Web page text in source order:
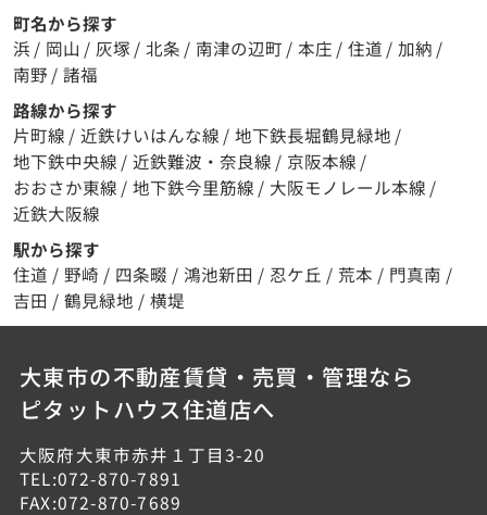
町名から探す
浜 / 岡山 / 灰塚 / 北条 / 南津の辺町 / 本庄 / 住道 / 加納 /
南野 / 諸福
路線から探す
片町線 / 近鉄けいはんな線 / 地下鉄長堀鶴見緑地 /
地下鉄中央線 / 近鉄難波・奈良線 / 京阪本線 /
おおさか東線 / 地下鉄今里筋線 / 大阪モノレール本線 /
近鉄大阪線
駅から探す
住道 / 野崎 / 四条畷 / 鴻池新田 / 忍ケ丘 / 荒本 / 門真南 /
吉田 / 鶴見緑地 / 横堤
大東市の不動産賃貸・売買・管理なら
ピタットハウス住道店へ
大阪府大東市赤井１丁目3-20
TEL:072-870-7891
FAX:072-870-7689